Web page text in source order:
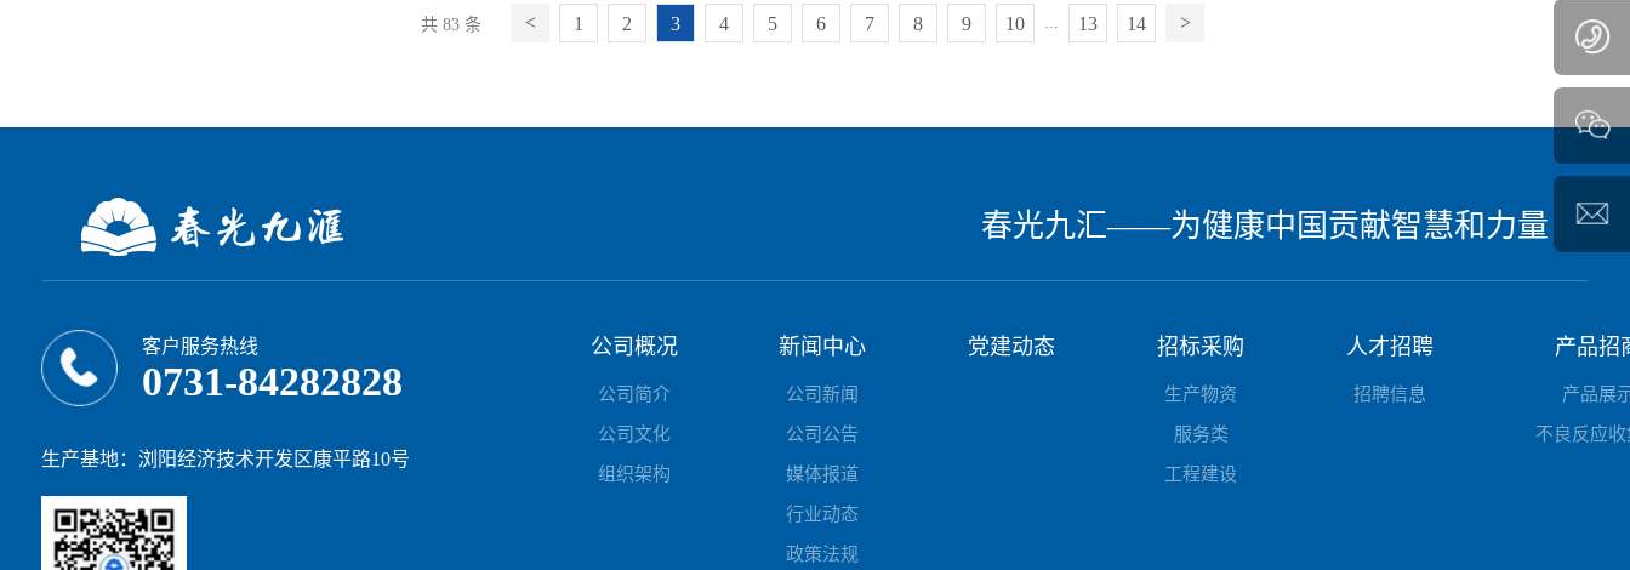
共 83 条 1 2 3 4 5 6 7 8 9 10 ... 13 14
春光九汇——为健康中国贡献智慧和力量
客户服务热线
0731-84282828
生产基地：浏阳经济技术开发区康平路10号
公司概况
公司简介
公司文化
组织架构
新闻中心
公司新闻
公司公告
媒体报道
行业动态
政策法规
党建动态 招标采购
生产物资
服务类
工程建设
人才招聘
招聘信息
产品招
产品展
不良反应